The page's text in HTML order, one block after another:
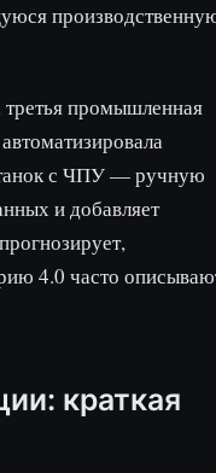
третья промышленная
с ЧПУ — ручную
и добавляет
4.0 часто
краткая